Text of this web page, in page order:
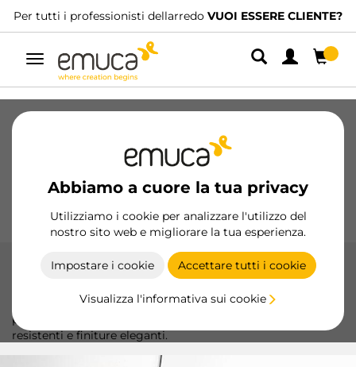
dellarredoVUOI ESSERE CLIENTE? Abbiamo
Navigazione
Abbiamo a cuore la tua privacy
Utilizziamo i cookie per analizzare l'utilizzo del
nostro sito web e migliorare la tua esperienza.
Impostare i cookie Accettare tutti i cookie
Visualizza l'informativa sui cookie
Cerniere
Scorrevoli Cucina
Pomoli
Valorizza i tuoi mobili con i pomelli di Emuca, progettati
per combinare estetica e funzionalità con materiali
resistenti e finiture eleganti.